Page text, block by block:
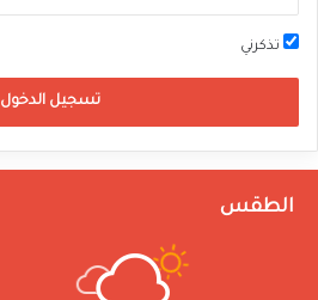
تذكرني
تسجيل الدخول
الطقس